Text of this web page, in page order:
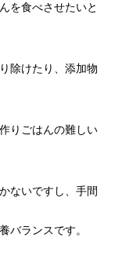
を食べさせたいと
除けたり、添加物
りごはんの難しい
ないですし、手間
バランスです。